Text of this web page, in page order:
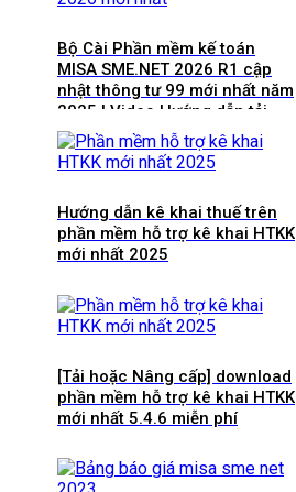
Bộ Cài Phần mềm kế toán
MISA SME.NET 2026 R1 cập
nhật thông tư 99 mới nhất năm
2025 | Video Hướng dẫn tải
Download cài đặt
Hướng dẫn kê khai thuế trên
phần mềm hỗ trợ kê khai HTKK
mới nhất 2025
[Tải hoặc Nâng cấp] download
phần mềm hỗ trợ kê khai HTKK
mới nhất 5.4.6 miễn phí